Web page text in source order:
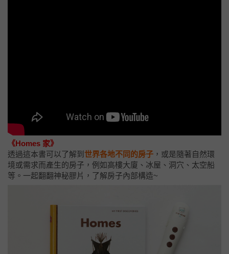
《Homes 家》
透過這本書可以了解到 世界各地不同的房子 ，或是隨著自然環
境或需求而產生的房子，例如高樓大廈、冰屋、洞穴、太空船
等。一起翻翻神秘膠片，了解房子內部構造~